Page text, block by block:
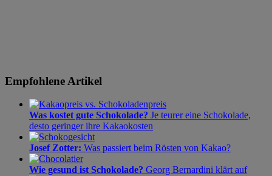
Empfohlene Artikel
Was kostet gute Schokolade? Je teurer eine Schokolade,
desto geringer ihre Kakaokosten
Josef Zotter: Was passiert beim Rösten von Kakao?
Wie gesund ist Schokolade? Georg Bernardini klärt auf